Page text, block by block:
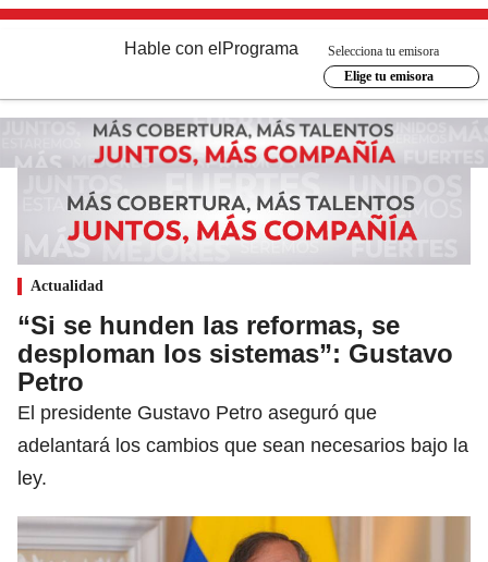
Hable con el Programa
Selecciona tu emisora
Elige tu emisora
Actualidad
“Si se hunden las reformas, se
desploman los sistemas”: Gustavo
Petro
El presidente Gustavo Petro aseguró que
adelantará los cambios que sean necesarios bajo la
ley.